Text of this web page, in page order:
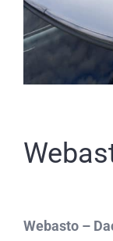
Webasto –